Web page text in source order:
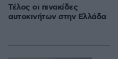
Τέλος οι πινακίδες
αυτοκινήτων στην Ελλάδα